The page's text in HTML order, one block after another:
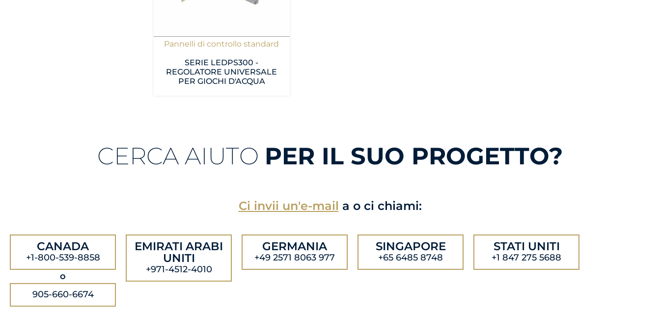
Pannelli di controllo standard
SERIE LEDPS300 -
REGOLATORE UNIVERSALE
PER GIOCHI D'ACQUA
CERCA AIUTO PER IL SUO PROGETTO?
Ci invii un'e-mail a o ci chiami:
CANADA
+1-800-539-8858
o
905-660-6674
EMIRATI ARABI
UNITI
+971-4512-4010
GERMANIA
+49 2571 8063 977
SINGAPORE
+65 6485 8748
STATI UNITI
+1 847 275 5688